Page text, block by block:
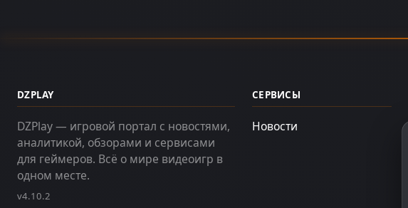
DZPLAY
DZPlay — игровой портал с новостями,
аналитикой, обзорами и сервисами
для геймеров. Всё о мире видеоигр в
одном месте.
v4.10.2
СЕРВИСЫ
Новости